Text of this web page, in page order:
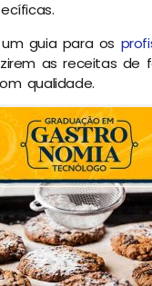
guia para os
as receitas de
qualidade.